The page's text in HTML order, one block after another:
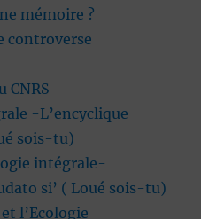
mémoire ?
controverse
CNRS
-L’encyclique
sois-tu)
intégrale-
si’ ( Loué sois-tu)
l’Ecologie